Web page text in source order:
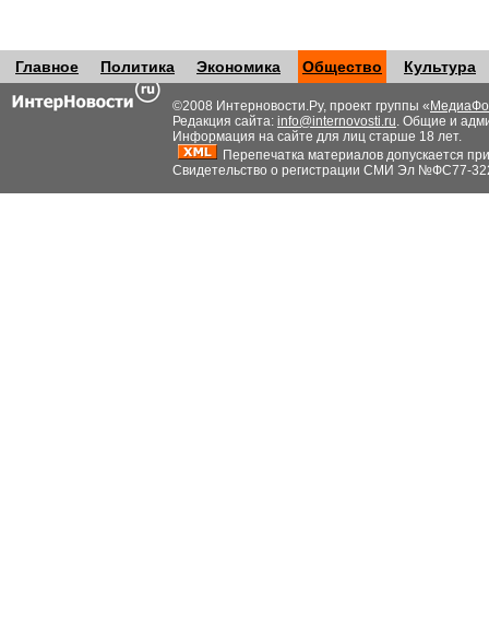
Главное Политика Экономика Общество Культура
©2008 Интерновости.Ру, проект группы «
Редакция сайта: info@internovosti.ru. Общие и
Информация на сайте для лиц старше 18 лет.
Перепечатка материалов допускается
Свидетельство о регистрации СМИ Эл №ФС77-